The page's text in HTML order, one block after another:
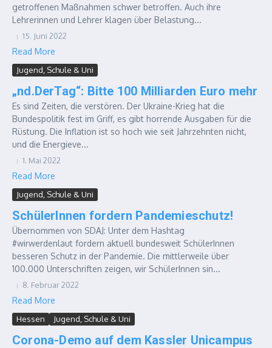
getroffenen Maßnahmen schwer betroffen. Auch ihre
Lehrerinnen und Lehrer klagen über Belastung...
15. Juni 2022
Read More
Jugend, Schule & Uni
„nd.DerTag“: Bitte 100 Milliarden Euro mehr
Es sind Zeiten, die verstören. Der Ukraine-Krieg hat die
Bundespolitik fest im Griff, es gibt horrende Ausgaben für die
Rüstung. Die Inflation ist so hoch wie seit Jahrzehnten nicht,
und die Energieve...
1. Mai 2022
Read More
Jugend, Schule & Uni
SchülerInnen fordern Pandemieschutz!
Übernommen von SDAJ: Unter dem Hashtag
#wirwerdenlaut fordern aktuell bundesweit SchülerInnen
besseren Schutz in der Pandemie. Die mittlerweile über
100.000 Unterschriften zeigen, wir SchülerInnen sin...
8. Februar 2022
Read More
Hessen Jugend, Schule & Uni
Corona-Demo auf dem Kassler Unicampus